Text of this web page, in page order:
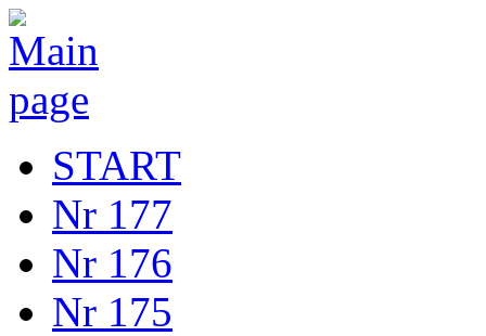
START
Nr 177
Nr 176
Nr 175